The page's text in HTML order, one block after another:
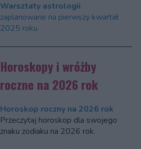
Warsztaty astrologii
zaplanowane na pierwszy kwartał
2025 roku
Horoskopy i wróżby
roczne na 2026 rok
Horoskop roczny na 2026 rok
Przeczytaj horoskop dla swojego
znaku zodiaku na 2026 rok.